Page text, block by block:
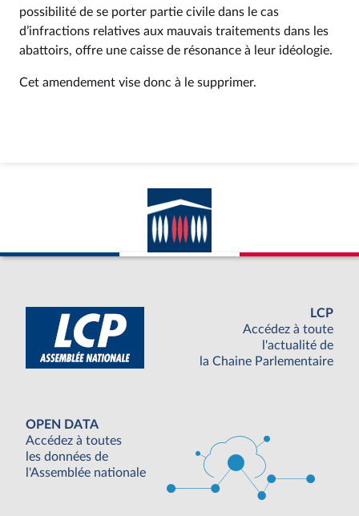
possibilité de se porter partie civile dans le cas
d’infractions relatives aux mauvais traitements dans les
abattoirs, offre une caisse de résonance à leur idéologie.
Cet amendement vise donc à le supprimer.
LCP
Accédez à toute
l'actualité de
la Chaine Parlementaire
OPEN DATA
Accédez à toutes
les données de
l'Assemblée nationale